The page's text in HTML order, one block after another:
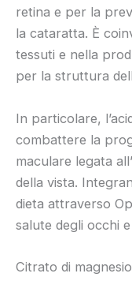
retina e per la
la cataratta. È
tessuti e nella
per la struttura
In particolare,
combattere la
maculare legata
della vista.
dieta attraverso
salute degli occhi
Citrato di magnesio